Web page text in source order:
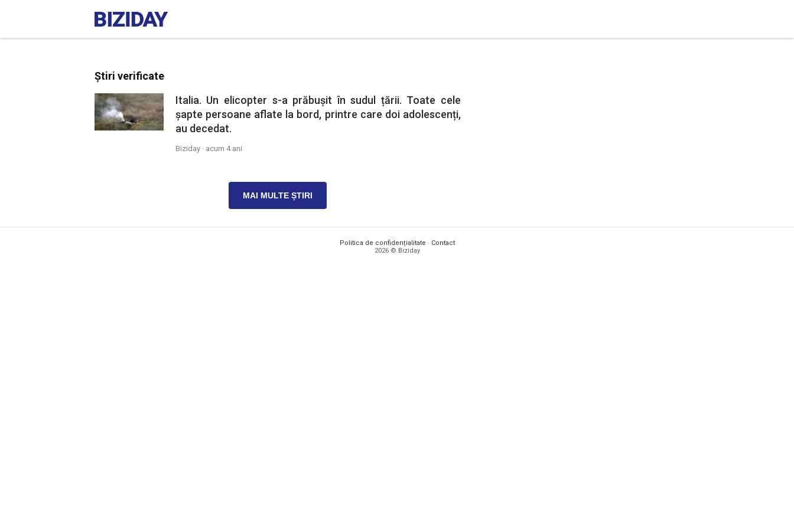
Știri verificate
Italia. Un elicopter s-a prăbușit în sudul țării. Toate cele
șapte persoane aflate la bord, printre care doi adolescenți,
au decedat.
Biziday · acum 4 ani
MAI MULTE ȘTIRI
Politica de confidențialitate · Contact
2026 © Biziday